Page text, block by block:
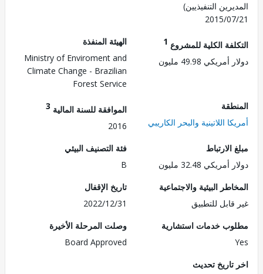
التنفيذيين)
2015/
الكلية للمشروع1
49.98 مليون
الهيئة المنفذة
Ministry of Enviroment and
Climate Change - Brazilian
Forest Service
اللاتينية والبحر الكاريبي
الموافقة للسنة المالية3
2016
32.48 مليون
فئة التصنيف البيئي
البيئية والاجتماعية
للتطبيق
تاريخ الإقفال
2022/12/31
خدمات استشارية
وصلت المرحلة الأخيرة
Board Approved
تحديث